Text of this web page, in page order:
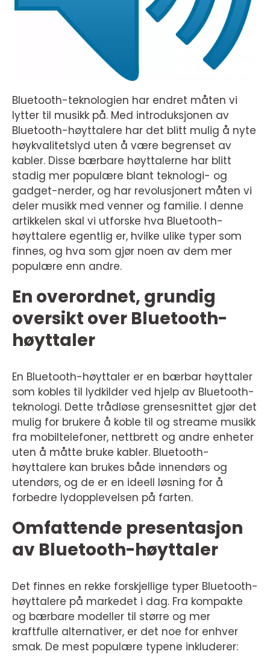
Bluetooth-teknologien har endret måten vi
lytter til musikk på. Med introduksjonen av
Bluetooth-høyttalere har det blitt mulig å nyte
høykvalitetslyd uten å være begrenset av
kabler. Disse bærbare høyttalerne har blitt
stadig mer populære blant teknologi- og
gadget-nerder, og har revolusjonert måten vi
deler musikk med venner og familie. I denne
artikkelen skal vi utforske hva Bluetooth-
høyttalere egentlig er, hvilke ulike typer som
finnes, og hva som gjør noen av dem mer
populære enn andre.
En overordnet, grundig
oversikt over Bluetooth-
høyttaler
En Bluetooth-høyttaler er en bærbar høyttaler
som kobles til lydkilder ved hjelp av Bluetooth-
teknologi. Dette trådløse grensesnittet gjør det
mulig for brukere å koble til og streame musikk
fra mobiltelefoner, nettbrett og andre enheter
uten å måtte bruke kabler. Bluetooth-
høyttalere kan brukes både innendørs og
utendørs, og de er en ideell løsning for å
forbedre lydopplevelsen på farten.
Omfattende presentasjon
av Bluetooth-høyttaler
Det finnes en rekke forskjellige typer Bluetooth-
høyttalere på markedet i dag. Fra kompakte
og bærbare modeller til større og mer
kraftfulle alternativer, er det noe for enhver
smak. De mest populære typene inkluderer: